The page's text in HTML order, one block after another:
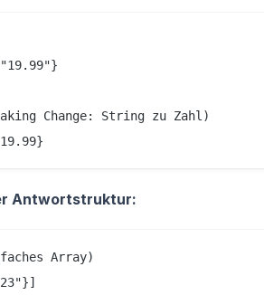
Change: String zu Zahl)
Antwortstruktur:
Array)